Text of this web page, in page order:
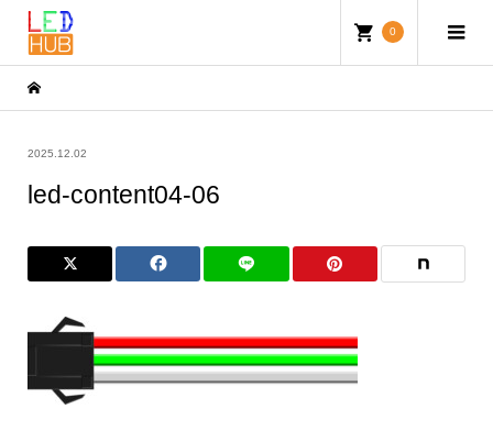
0
2025.12.02
led-content04-06